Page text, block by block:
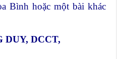
Bình hoặc một bài khác
DUY, DCCT,